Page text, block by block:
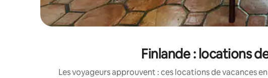
Finlande : locations
Les voyageurs approuvent : ces locations de vacances